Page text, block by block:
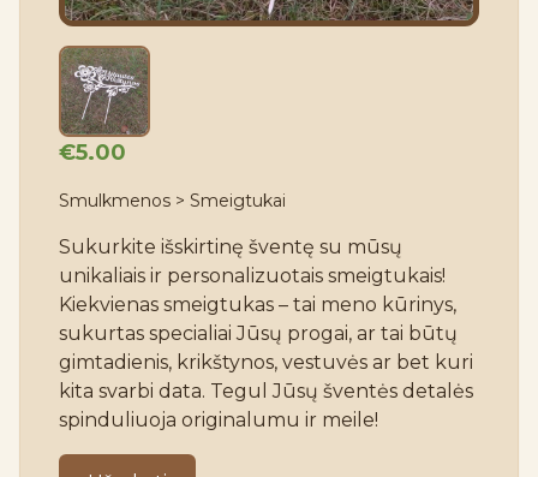
€5.00
Smulkmenos > Smeigtukai
Sukurkite išskirtinę šventę su mūsų
unikaliais ir personalizuotais smeigtukais!
Kiekvienas smeigtukas – tai meno kūrinys,
sukurtas specialiai Jūsų progai, ar tai būtų
gimtadienis, krikštynos, vestuvės ar bet kuri
kita svarbi data. Tegul Jūsų šventės detalės
spinduliuoja originalumu ir meile!